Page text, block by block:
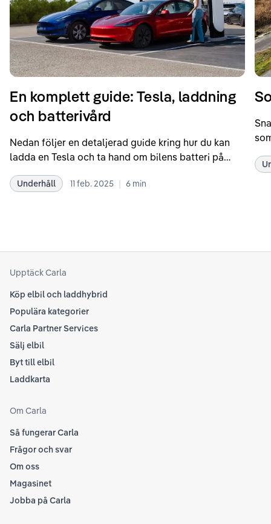
En komplett guide: Tesla, laddning
och batterivård
Nedan följer en detaljerad guide kring hur du kan
ladda en Tesla och ta hand om bilens batteri på
rekommendationer samt våra egna erfarenheter
Underhåll 11 feb. 2025 | 6 min
att
Upptäck Carla
Köp elbil och laddhybrid
Populära kategorier
Carla Partner Services
Sälj elbil
Byt till elbil
Laddkarta
Om Carla
Så fungerar Carla
Frågor och svar
Om oss
Magasinet
Jobba på Carla